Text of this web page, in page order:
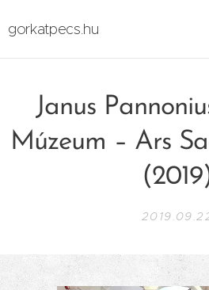
gorkatpecs.hu
Janus
Múzeum – Ars